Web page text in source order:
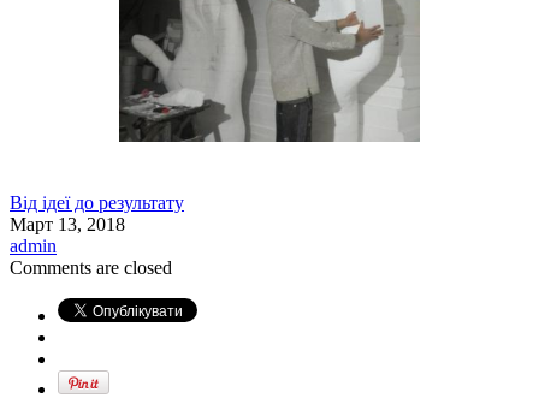
Від ідеї до результату
Март 13, 2018
admin
Comments are closed